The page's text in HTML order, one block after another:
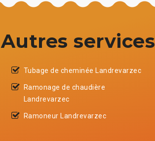
Autres services
Tubage de cheminée Landrevarzec
Ramonage de chaudière
Landrevarzec
Ramoneur Landrevarzec